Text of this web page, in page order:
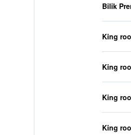
Bilik
King
King
King
King